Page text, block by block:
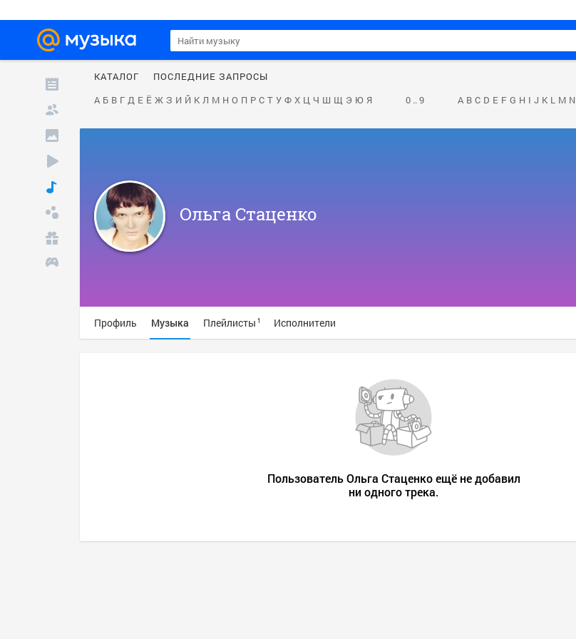
КАТАЛОГ
ПОСЛЕДНИЕ ЗАПРОСЫ
А Б В Г Д Е Ё Ж З И Й К Л М Н О П Р С Т У Ф Х Ц Ч Ш Щ Э Ю Я 0 .. 9 A B C D E F G H I J K L M N
Ольга Стаценко
Профиль Музыка Плейлисты 1 Исполнители
Пользователь Ольга Стаценко eщё не добавил
ни одного трека.